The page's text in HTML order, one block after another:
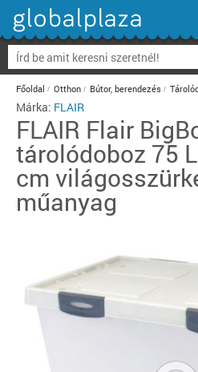
Főoldal Otthon Bútor, berendezés
Márka: FLAIR
FLAIR Flair
tárolódoboz 75
cm
műanyag